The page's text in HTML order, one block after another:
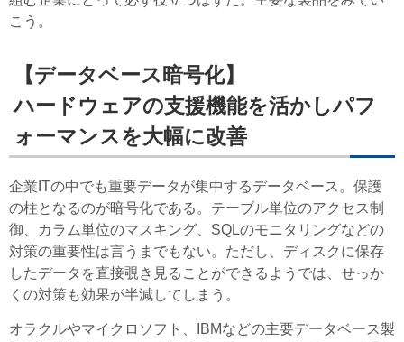
こう。
【データベース暗号化】
ハードウェアの支援機能を活かしパフ
ォーマンスを大幅に改善
企業ITの中でも重要データが集中するデータベース。保護
の柱となるのが暗号化である。テーブル単位のアクセス制
御、カラム単位のマスキング、SQLのモニタリングなどの
対策の重要性は言うまでもない。ただし、ディスクに保存
したデータを直接覗き見ることができるようでは、せっか
くの対策も効果が半減してしまう。
オラクルやマイクロソフト、IBMなどの主要データベース製